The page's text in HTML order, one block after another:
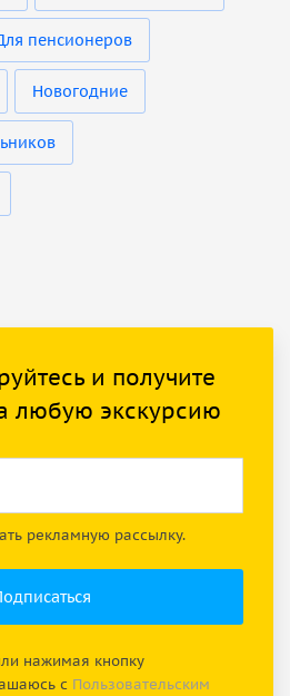
пенсионеров
Новогодние
и получите
любую экскурсию
рекламную рассылку.
нажимая кнопку
с Пользовательским